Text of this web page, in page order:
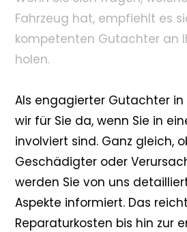
Fahrzeug hat, empfiehlt es
kompetenten Gutachter an
holen.
Als engagierter Gutachter in
wir für Sie da, wenn Sie in
involviert sind. Ganz gleich,
Geschädigter oder
werden Sie von uns
Aspekte informiert. Das
Reparaturkosten bis hin zur